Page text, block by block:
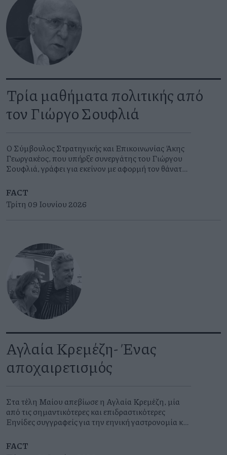
από τις 17 Ιουνίου 2026. Είχαν προηγηθεί επτά
διαδοχικές συνεδριάσεις διατήρησης αμετάβλητων
επιτοκίων μετά από οκτώ μειώσεις επιτοκίων από
τον Ιούνιο του 2024 έως τον Ιούνιο του 2025.
Τρία μαθήματα πολιτικής από
τον Γιώργο Σουφλιά
Ο Σύμβουλος Στρατηγικής και Επικοινωνίας Άκης
Γεωργακέλλος, που υπήρξε συνεργάτης του Γιώργου
Σουφλιά, γράφει για εκείνον με αφορμή τον θάνατό
FACT
Τρίτη 09 Ιουνίου 2026
Αγλαία Κρεμέζη- Ένας
αποχαιρετισμός
Στα τέλη Μαίου απεβίωσε η Αγλαία Κρεμέζη, μία
από τις σημαντικότερες και επιδραστικότερες
Ελληνίδες συγγραφείς για την ελληνική γαστρονομία και
άρθρων για τον ελληνικό και διεθνή Τύπο ενώ
τιμήθηκε και με το βραβείο Julia Child First Book
FACT